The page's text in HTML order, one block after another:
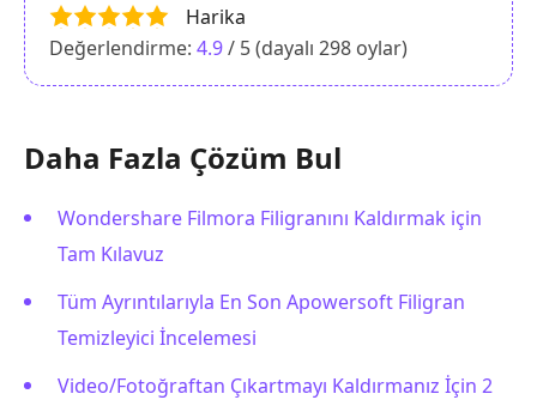
Harika
Değerlendirme: 4.9/ 5 (dayalı 298 oylar)
Daha Fazla Çözüm Bul
Wondershare Filmora Filigranını Kaldırmak için
Tam Kılavuz
Tüm Ayrıntılarıyla En Son Apowersoft Filigran
Temizleyici İncelemesi
Video/Fotoğraftan Çıkartmayı Kaldırmanız İçin 2